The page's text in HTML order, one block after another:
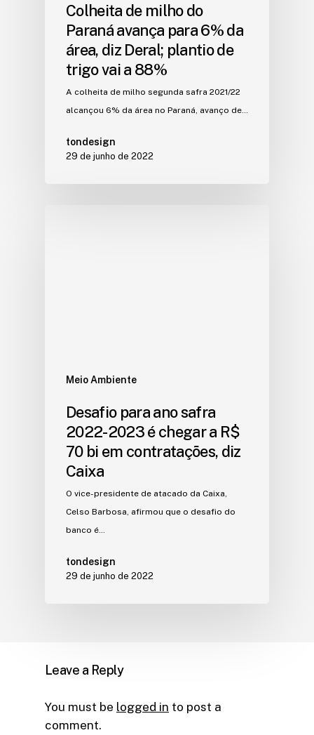
Colheita de milho do
Paraná avança para 6% da
área, diz Deral; plantio de
trigo vai a 88%
A colheita de milho segunda safra 2021/22
alcançou 6% da área no Paraná, avanço de…
tondesign
29 de junho de 2022
Meio Ambiente
Desafio para ano safra
2022-2023 é chegar a R$
70 bi em contratações, diz
Caixa
O vice-presidente de atacado da Caixa,
Celso Barbosa, afirmou que o desafio do
banco é…
tondesign
29 de junho de 2022
Leave a Reply
You must be logged in to post a
comment.